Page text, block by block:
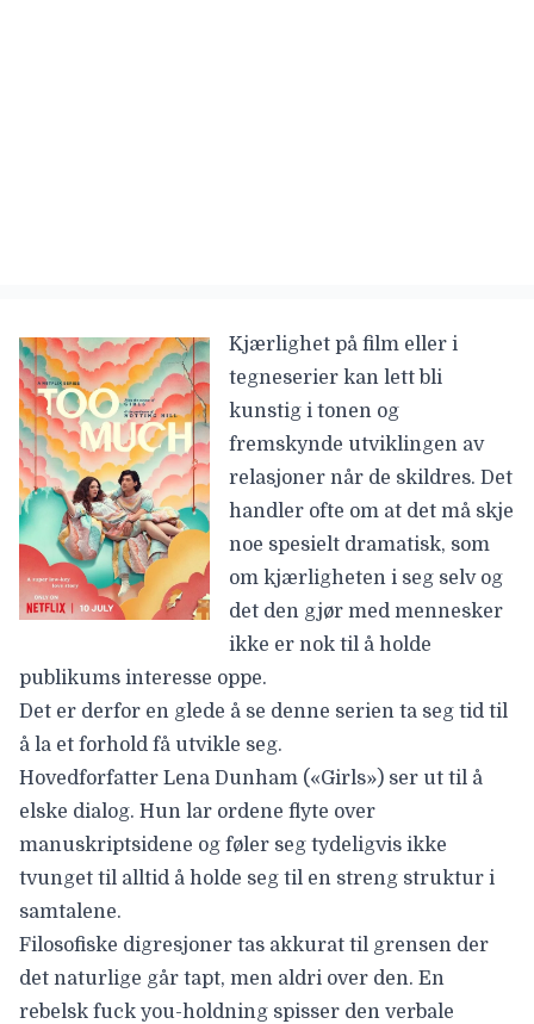
Kjærlighet på film eller i
tegneserier kan lett bli
kunstig i tonen og
fremskynde utviklingen av
relasjoner når de skildres. Det
handler ofte om at det må skje
noe spesielt dramatisk, som
om kjærligheten i seg selv og
det den gjør med mennesker
ikke er nok til å holde
publikums interesse oppe.
Det er derfor en glede å se denne serien ta seg tid til
å la et forhold få utvikle seg.
Hovedforfatter Lena Dunham («Girls») ser ut til å
elske dialog. Hun lar ordene flyte over
manuskriptsidene og føler seg tydeligvis ikke
tvunget til alltid å holde seg til en streng struktur i
samtalene.
Filosofiske digresjoner tas akkurat til grensen der
det naturlige går tapt, men aldri over den. En
rebelsk fuck you-holdning spisser den verbale